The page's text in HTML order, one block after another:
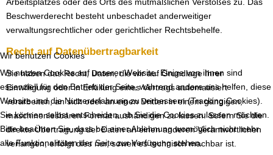
Beschwerderecht besteht unbeschadet anderweitiger
verwaltungsrechtlicher oder gerichtlicher Rechtsbehelfe.
Recht auf Datenübertragbarkeit
Sie haben das Recht, Daten, die wir auf Grundlage Ihrer
Einwilligung oder in Erfüllung eines Vertrags automatisiert
verarbeiten, an sich oder an einen Dritten in einem gängigen,
maschinenlesbaren Format aushändigen zu lassen. Sofern Sie die
direkte Übertragung der Daten an einen anderen Verantwortlichen
verlangen, erfolgt dies nur, soweit es technisch machbar ist.
Wir benutzen Cookies
Wir nutzen Cookies auf unserer Website. Einige von ihnen sind
essenziell für den Betrieb der Seite, während andere uns helfen, diese
Website und die Nutzererfahrung zu verbessern (Tracking Cookies).
Sie können selbst entscheiden, ob Sie die Cookies zulassen möchten.
Bitte beachten Sie, dass bei einer Ablehnung womöglich nicht mehr
alle Funktionalitäten der Seite zur Verfügung stehen.